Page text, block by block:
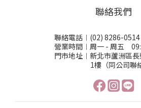
聯絡我們
聯絡電話︱(02)
營業時間︱周一 - 周五
門市地址︱新北市蘆洲區
1樓（同公司聯絡